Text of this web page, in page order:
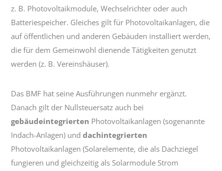
z. B. Photovoltaikmodule, Wechselrichter oder auch
Batteriespeicher. Gleiches gilt für Photovoltaikanlagen, die
auf öffentlichen und anderen Gebäuden installiert werden,
die für dem Gemeinwohl dienende Tätigkeiten genutzt
werden (z. B. Vereinshäuser).
Das BMF hat seine Ausführungen nunmehr ergänzt.
Danach gilt der Nullsteuersatz auch bei
gebäudeintegrierten Photovoltaikanlagen (sogenannte
Indach-Anlagen) unddachintegrierten
Photovoltaikanlagen (Solarelemente, die als Dachziegel
fungieren und gleichzeitig als Solarmodule Strom